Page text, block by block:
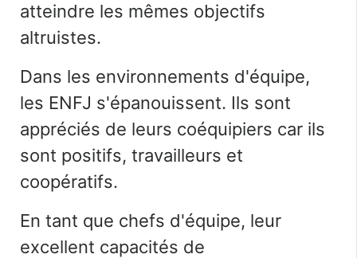
atteindre les mêmes objectifs
altruistes.
Dans les environnements d'équipe,
les ENFJ s'épanouissent. Ils sont
appréciés de leurs coéquipiers car ils
sont positifs, travailleurs et
coopératifs.
En tant que chefs d'équipe, leur
excellent capacités de